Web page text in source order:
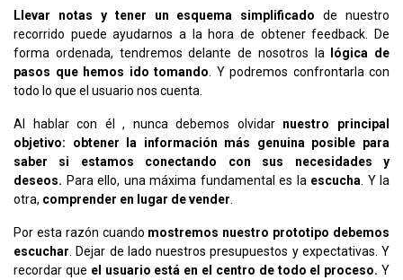
Llevar notas y tener un esquema simplificado de nuestro
recorrido puede ayudarnos a la hora de obtener feedback. De
forma ordenada, tendremos delante de nosotros la lógica de
pasos que hemos ido tomando . Y podremos confrontarla con
todo lo que el usuario nos cuenta.
Al hablar con él , nunca debemos olvidarnuestro principal
objetivo: obtener la información más genuina posible para
saber si estamos conectando con sus necesidades y
deseos. Para ello, una máxima fundamental es la escucha . Y la
otra, comprender en lugar de vender
Por esta razón cuando mostremos nuestro prototipo debemos
escuchar . Dejar de lado nuestros presupuestos y expectativas. Y
recordar que el usuario está en el centro de todo el proceso. Y